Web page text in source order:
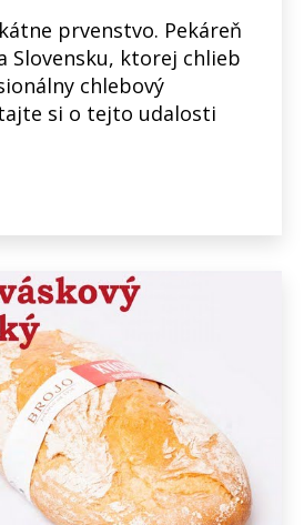
prvenstvo. Pekáreň
Slovensku, ktorej chlieb
chlebový
si o tejto udalosti